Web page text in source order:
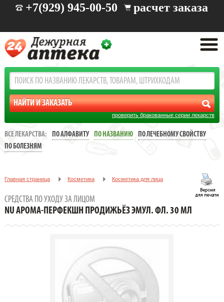
+7(929) 945-00-50 расчет заказа
проверить бракованные серии лекарств
ВСЕ ЛЕКАРСТВА: ПО АЛФАВИТУ ПО НАЗВАНИЮ
ПО ЛЕЧЕБНОМУ СВОЙСТВУ
ПО БОЛЕЗНЯМ
Главная страница Косметика Косметика для лица
NU АРОМА-ПЕРФЕКШН ПРОДИЖЬЁЗ Эмул. Фл. 30 мл
СРЕДСТВА ПО УХОДУ ЗА ЛИЦОМ
NU АРОМА-ПЕРФЕКШН ПРОДИЖЬЁЗ ЭМУЛ. ФЛ. 30 МЛ